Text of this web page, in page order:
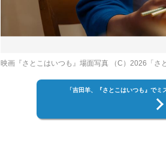
映画『さとこはいつも』場面写真 （C）2026「さ
「吉田羊、『さとこはいつも』で